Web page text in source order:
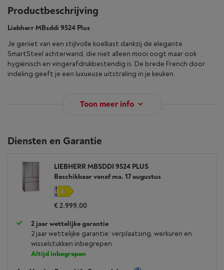
Productbeschrijving
Liebherr MBsddi 9524 Plus
Je geniet van een stijlvolle koelkast dankzij de elegante
SmartSteel achterwand, die niet alleen mooi oogt maar ook
hygiënisch en vingerafdrukbestendig is. De brede French door
indeling geeft je een luxueuze uitstraling in je keuken.
Toon meer info
Diensten en Garantie
LIEBHERR MBSDDI 9524 PLUS
Beschikbaar vanaf ma. 17 augustus
€ 2.999,00
2 jaar wettelijke garantie
2 jaar wettelijke garantie: verplaatsing, werkuren en
wisselstukken inbegrepen.
Altijd inbegrepen